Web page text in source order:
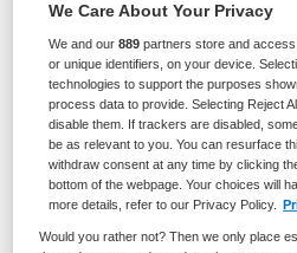
Thuiszorg
PLAATSINGSDATUM
16 mei 2026
Ervaren
Vacature niet
We Care About Your Privacy
We and our889 partners store and
or unique identifiers, on your device.
technologies to support the purposes
process data to provide. Selecting Reject
disable them. If trackers are disabled,
be as relevant to you. You can resurface
withdraw consent at any time by clicking
bottom of the webpage. Your choices will
more details, refer to our Privacy Policy.
Would you rather not? Then we only place